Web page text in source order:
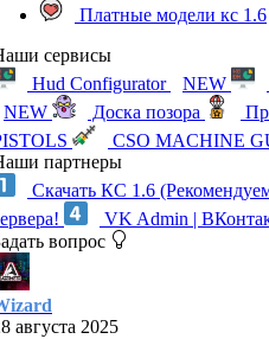
Платные модели кс 1.6
сервисы
Hud Configurator
NEW
NEW
Доска позора
CSO MACHINE
партнеры
Скачать КС 1.6
VK Admin |
вопрос
августа 2025